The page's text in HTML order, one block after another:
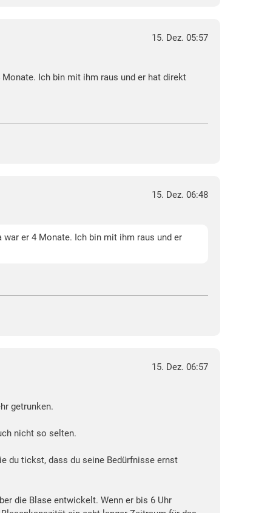
15. Dez. 05:57
Ich bin mit ihm raus und er hat direkt
15. Dez. 06:48
er 4 Monate. Ich bin mit ihm raus und er
15. Dez. 06:57
getrunken.
nicht so selten.
du tickst, dass du seine Bedürfnisse ernst
die Blase entwickelt. Wenn er bis 6 Uhr